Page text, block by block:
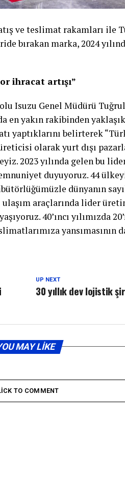
ve teslimat rakamları ile
bırakan marka, 2024
ihracat artışı”
Isuzu Genel Müdürü
en yakın rakibinden
yaptıklarını belirterek
olarak yurt dışı
2023 yılında gelen bu
duyuyoruz. 44
dünyanın
araçlarında lider
40’ıncı yılımızda
yansımasının
UP NEXT
30 yıllık dev lojistik
MAY LIKE
TO COMMENT